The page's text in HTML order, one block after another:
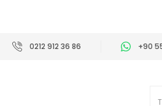
0212 912 36 86 +90